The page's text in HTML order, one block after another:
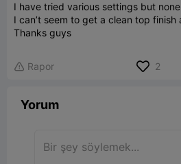
I have tried various settings but
I can’t seem to get a clean top
Thanks guys
 Rapor 2
Yorum